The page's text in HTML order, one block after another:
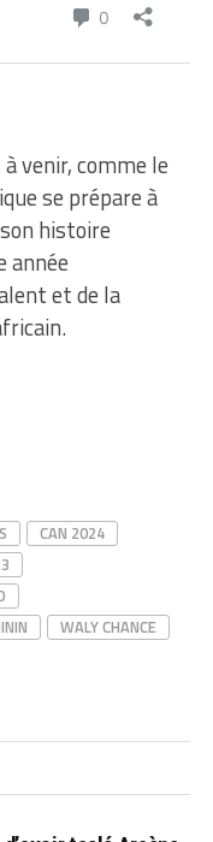
venir, comme le
se prépare à
histoire
année
et de la
CAN 2024
WALY CHANCE